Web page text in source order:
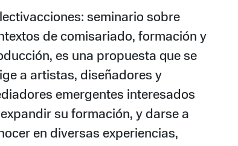
seminario sobre
de comisariado, formación y
es una propuesta que se
a artistas, diseñadores y
emergentes interesados
su formación, y darse a
en diversas experiencias,